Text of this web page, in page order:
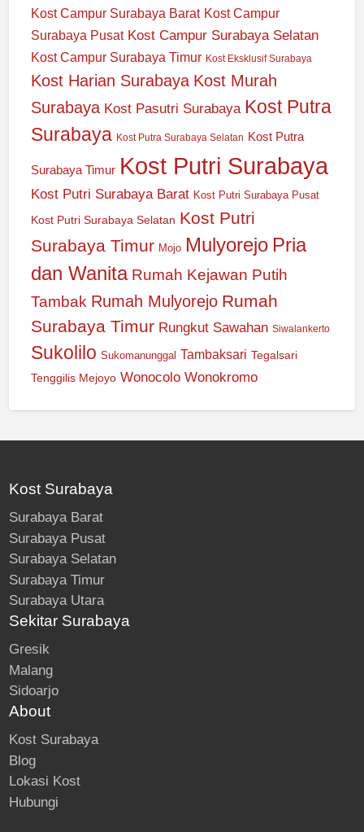
Kost Campur Surabaya Barat Kost Campur
Surabaya Pusat Kost Campur Surabaya Selatan
Kost Campur Surabaya Timur Kost Eksklusif Surabaya
Kost Harian Surabaya Kost Murah
Surabaya Kost Pasutri Surabaya Kost Putra
Surabaya Kost Putra Surabaya Selatan Kost Putra
Surabaya Timur Kost Putri Surabaya
Kost Putri Surabaya Barat Kost Putri Surabaya Pusat
Kost Putri Surabaya Selatan Kost Putri
Surabaya Timur Mojo Mulyorejo Pria
dan Wanita Rumah Kejawan Putih
Tambak Rumah Mulyorejo Rumah
Surabaya Timur Rungkut Sawahan Siwalankerto
Sukolilo Sukomanunggal Tambaksari Tegalsari
Tenggilis Mejoyo Wonocolo Wonokromo
Kost Surabaya
Surabaya Barat
Surabaya Pusat
Surabaya Selatan
Surabaya Timur
Surabaya Utara
Sekitar Surabaya
Gresik
Malang
Sidoarjo
About
Kost Surabaya
Blog
Lokasi Kost
Hubungi